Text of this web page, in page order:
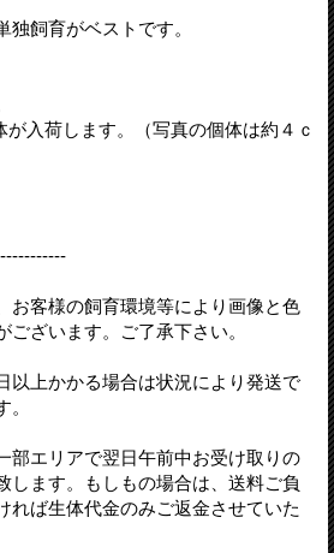
飼育がベストです。
入荷します。（写真の個体は約４ｃ
お客様の飼育環境等により画像と色
ざいます。ご了承下さい。
以上かかる場合は状況により発送で
部エリアで翌日午前中お受け取りの
します。もしもの場合は、送料ご負
れば生体代金のみご返金させていた